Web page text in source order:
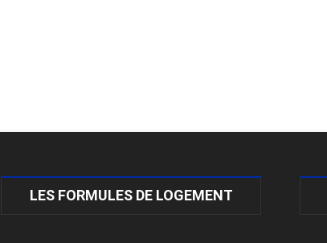
LES FORMULES DE LOGEMENT